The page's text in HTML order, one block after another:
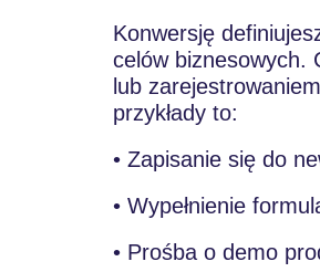
Konwersję
celów biznesowych.
lub
przykłady to:
• Zapisanie się do
• Wypełnienie
• Prośba o demo